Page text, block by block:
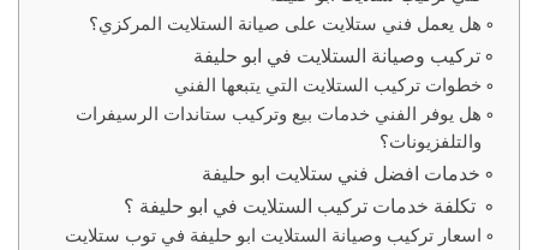
هل يعمل فني ستلايت على صيانة الستلايت المركزي؟
تركيب وصيانة الستلايت في ابو حليفة
خطوات تركيب الستلايت التي يتبعها الفني
هل يوفر الفني خدمات بيع وتركيب ستاندات الرسيفرات
والتلفزيونات؟
خدمات افضل فني ستلايت ابو حليفة
تكلفة خدمات تركيب الستلايت في ابو حليفة ؟
اسعار تركيب وصيانة الستلايت ابو حليفة في توب ستلايت